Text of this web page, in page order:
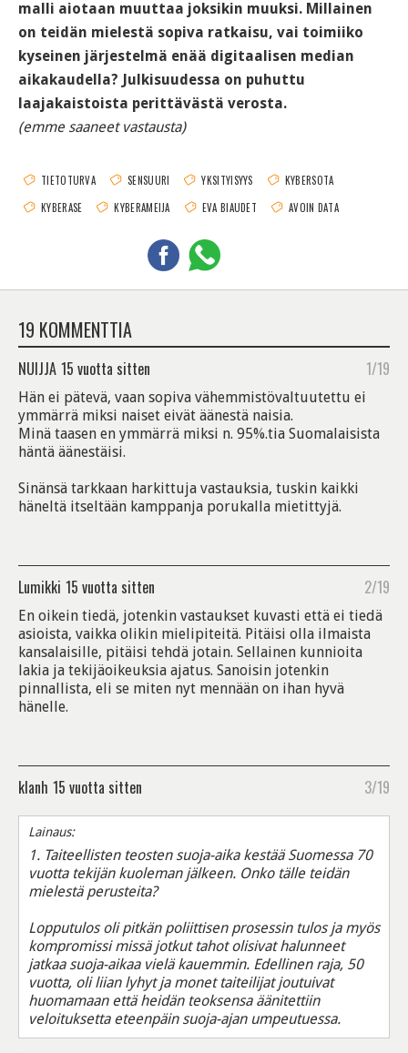
malli aiotaan muuttaa joksikin muuksi. Millainen
on teidän mielestä sopiva ratkaisu, vai toimiiko
kyseinen järjestelmä enää digitaalisen median
aikakaudella? Julkisuudessa on puhuttu
laajakaistoista perittävästä verosta.
(emme saaneet vastausta)
TIETOTURVA SENSUURI YKSITYISYYS
KYBERSOTA
KYBERASE
KYBERAMEIJA EVA BIAUDET AVOIN DATA
19 KOMMENTTIA
NUIJJA 15 vuotta sitten 1/19
Hän ei pätevä, vaan sopiva vähemmistövaltuutettu ei
ymmärrä miksi naiset eivät äänestä naisia.
Minä taasen en ymmärrä miksi n. 95%.tia Suomalaisista
häntä äänestäisi.
Sinänsä tarkkaan harkittuja vastauksia, tuskin kaikki
häneltä itseltään kamppanja porukalla mietittyjä.
Lumikki 15 vuotta sitten 2/19
En oikein tiedä, jotenkin vastaukset kuvasti että ei tiedä
asioista, vaikka olikin mielipiteitä. Pitäisi olla ilmaista
kansalaisille, pitäisi tehdä jotain. Sellainen kunnioita
lakia ja tekijäoikeuksia ajatus. Sanoisin jotenkin
pinnallista, eli se miten nyt mennään on ihan hyvä
hänelle.
klanh 15 vuotta sitten 3/19
Lainaus:
1. Taiteellisten teosten suoja-aika kestää Suomessa 70
vuotta tekijän kuoleman jälkeen. Onko tälle teidän
mielestä perusteita?
Lopputulos oli pitkän poliittisen prosessin tulos ja myös
kompromissi missä jotkut tahot olisivat halunneet
jatkaa suoja-aikaa vielä kauemmin. Edellinen raja, 50
vuotta, oli liian lyhyt ja monet taiteilijat joutuivat
huomamaan että heidän teoksensa äänitettiin
veloituksetta eteenpäin suoja-ajan umpeutuessa.